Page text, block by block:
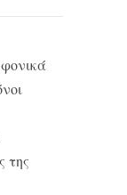
της